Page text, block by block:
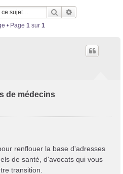
Rechercher
• Page 1sur 1
de médecins
renflouer la base d'adresses
de santé, d'avocats qui vous
transition.